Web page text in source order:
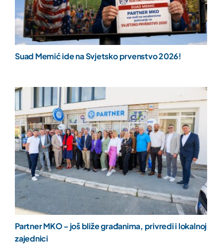
Suad Memić ide na Svjetsko prvenstvo 2026!
Partner MKO – još bliže građanima, privredi i lokalnoj
zajednici